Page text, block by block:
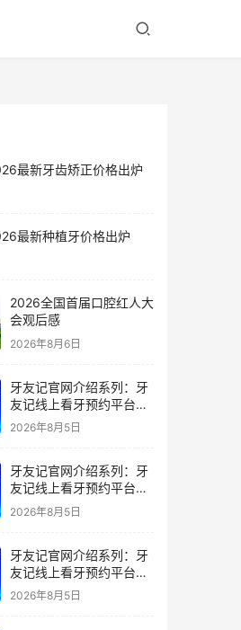
最新牙齿矫正价格出炉
最新种植牙价格出炉
2026全国首届口腔红人大
会观后感
2026年8月6日
牙友记官网介绍系列：牙
友记线上看牙预约平台是
干什么的？靠谱吗？
2026年8月5日
牙友记官网介绍系列：牙
友记线上看牙预约平台让
看牙不再靠运气
2026年8月5日
牙友记官网介绍系列：牙
友记线上看牙预约平台打
破口腔行业专业壁垒新手
2026年8月5日